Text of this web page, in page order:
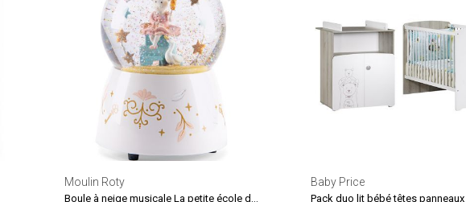
Moulin Roty
Baby Price